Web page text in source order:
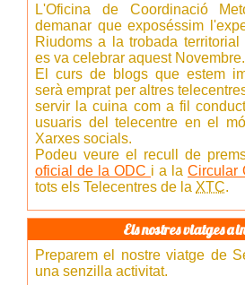
L'Oficina de Coordinació
demanar que exposéssim
Riudoms a la trobada
es va celebrar aquest Novembre.
El curs de blogs que estem
serà emprat per altres
servir la cuina com a fil
usuaris del telecentre en el
Xarxes socials.
Podeu veure el recull de
oficial de la ODC i a la Circular
tots els Telecentres de la XTC.
Els nostres viatges a
Preparem el nostre viatge de
una senzilla activitat.